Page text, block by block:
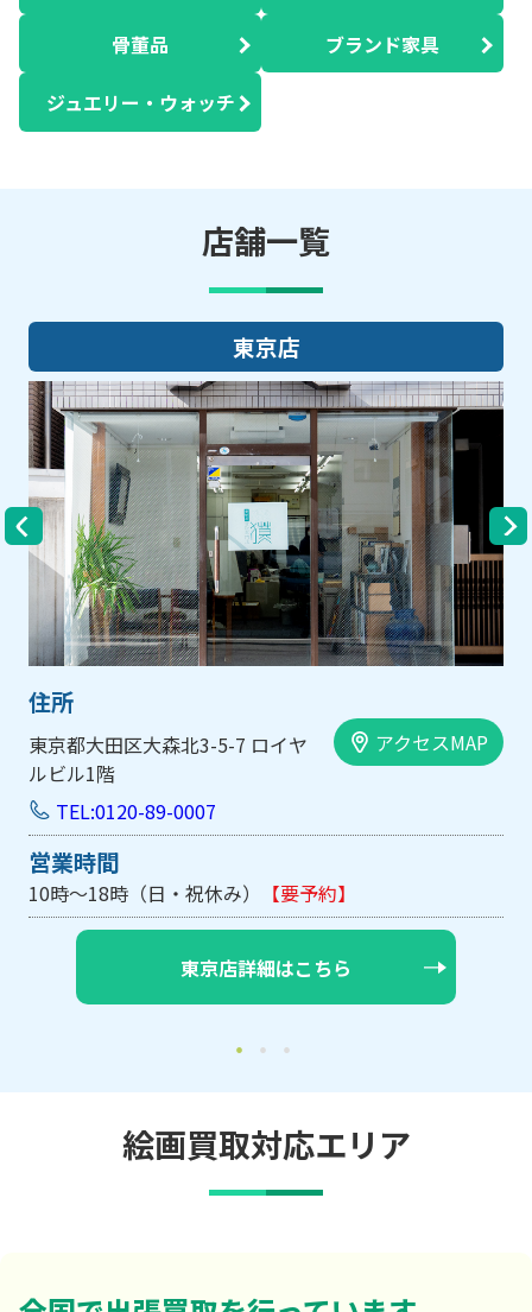
骨董品 ブランド家具
ジュエリー・ウォッチ
店舗一覧
大阪店
住所
大阪市中央区内平野町1-1-5 西大
手前ビル103号
アクセスMAP
TEL:0120-89-0007
営業時間
10時～18時（日・祝休み/土曜は不定休）
大阪店詳細はこちら
絵画買取対応エリア